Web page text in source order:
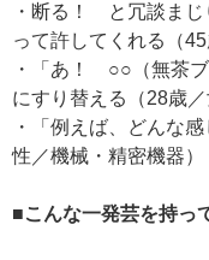
・断る！ と冗談まじ
って許してくれる（
・「あ！ ○○（無茶
にすり替える（28歳／
・「例えば、どんな
性／機械・精密機器）
■こんな一発芸を持っ